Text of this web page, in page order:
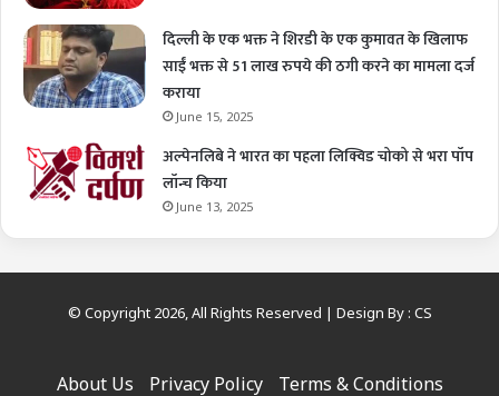
दिल्ली के एक भक्त ने शिरडी के एक कुमावत के खिलाफ
साईं भक्त से 51 लाख रुपये की ठगी करने का मामला दर्ज
कराया
June 15, 2025
अल्पेनलिबे ने भारत का पहला लिक्विड चोको से भरा पॉप
लॉन्च किया
June 13, 2025
© Copyright 2026, All Rights Reserved | Design By : CS
About Us Privacy Policy Terms & Conditions